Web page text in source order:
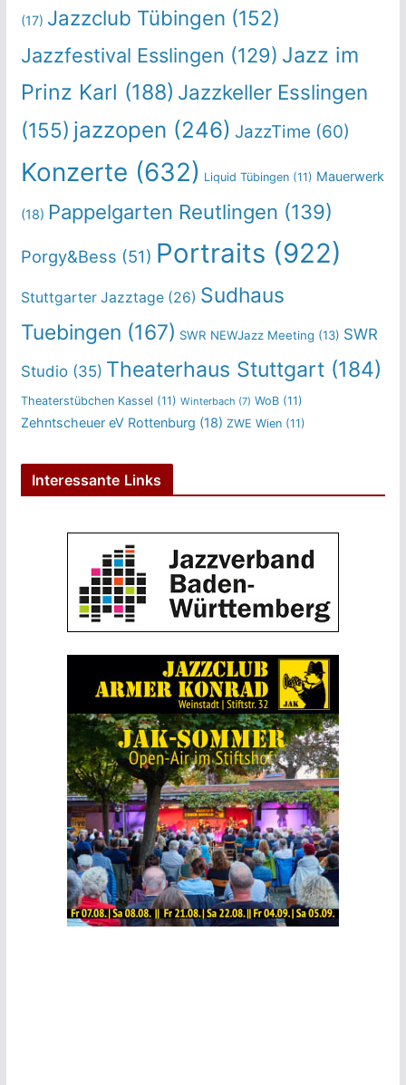
(17) Jazzclub Tübingen (152)
Jazzfestival Esslingen (129) Jazz im
Prinz Karl (188) Jazzkeller Esslingen
(155) jazzopen (246) JazzTime (60)
Konzerte (632) Liquid Tübingen(11) Mauerwerk
(18) Pappelgarten Reutlingen (139)
Porgy&Bess (51) Portraits (922)
Stuttgarter Jazztage(26) Sudhaus
Tuebingen (167) SWR NEWJazz Meeting (13) SWR
Studio(35) Theaterhaus Stuttgart(184)
Theaterstübchen Kassel (11) Winterbach (7) WoB(11)
Zehntscheuer eV Rottenburg (18) ZWE Wien(11)
Interessante Links